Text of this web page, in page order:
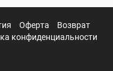
Оферта
Возврат
конфиденциальности